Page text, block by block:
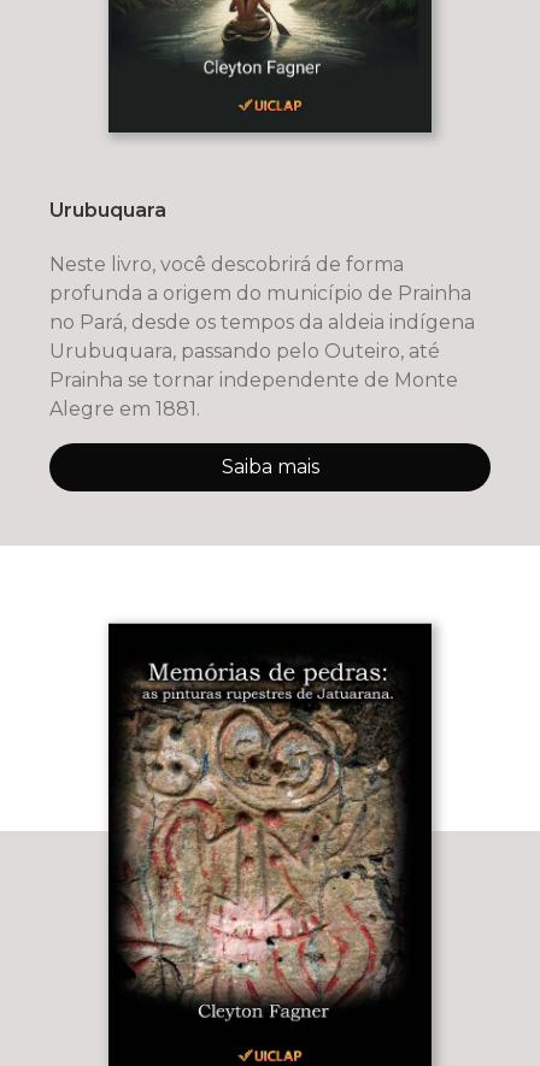
Urubuquara
Neste livro, você descobrirá de forma
profunda a origem do município de Prainha
no Pará, desde os tempos da aldeia indígena
Urubuquara, passando pelo Outeiro, até
Prainha se tornar independente de Monte
Alegre em 1881.
Saiba mais